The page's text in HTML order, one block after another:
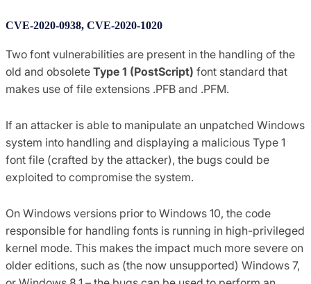
CVE-2020-0938, CVE-2020-1020
Two font vulnerabilities are present in the handling of the
old and obsolete Type 1 (PostScript) font standard that
makes use of file extensions .PFB and .PFM.
If an attacker is able to manipulate an unpatched Windows
system into handling and displaying a malicious Type 1
font file (crafted by the attacker), the bugs could be
exploited to compromise the system.
On Windows versions prior to Windows 10, the code
responsible for handling fonts is running in high-privileged
kernel mode. This makes the impact much more severe on
older editions, such as (the now unsupported) Windows 7,